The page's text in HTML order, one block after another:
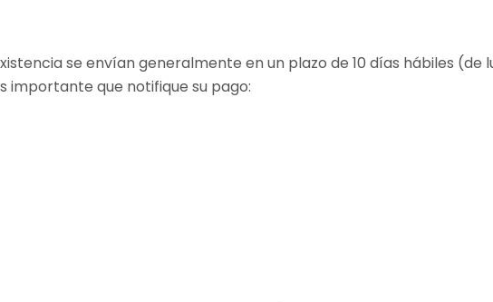
se envían generalmente en un plazo de 10 días hábiles
importante que notifique su pago: